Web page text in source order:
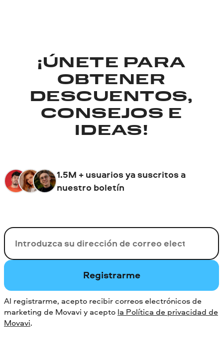
¡ÚNETE PARA
OBTENER
DESCUENTOS,
CONSEJOS E
IDEAS!
1.5M + usuarios ya suscritos a
nuestro boletín
Su correo electrónico
Registrarme
Al registrarme, acepto recibir correos electrónicos de
marketing de Movavi y acepto la Política de privacidad de
Movavi.